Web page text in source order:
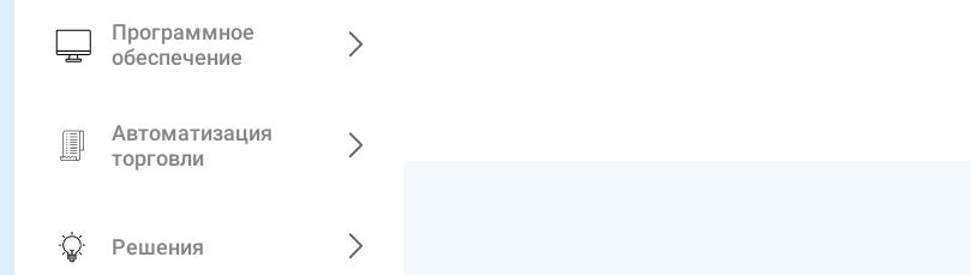
Программное
обеспечение
Автоматизация
торговли
Решения